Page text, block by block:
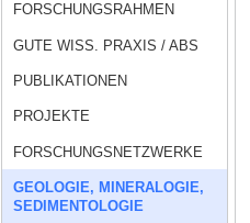
FORSCHUNGSRAHMEN
GUTE WISS. PRAXIS / ABS
PUBLIKATIONEN
PROJEKTE
FORSCHUNGSNETZWERKE
GEOLOGIE, MINERALOGIE,
SEDIMENTOLOGIE